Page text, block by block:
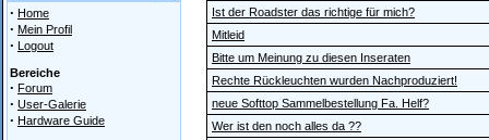
· Home
· Mein Profil
· Logout
Bereiche
· Forum
· User-Galerie
· Hardware Guide
Ist der Roadster das richtige für mich?
Mitleid
Bitte um Meinung zu diesen Inseraten
Rechte Rückleuchten wurden Nachproduziert!
neue Softtop Sammelbestellung Fa. Helf?
Wer ist den noch alles da ??